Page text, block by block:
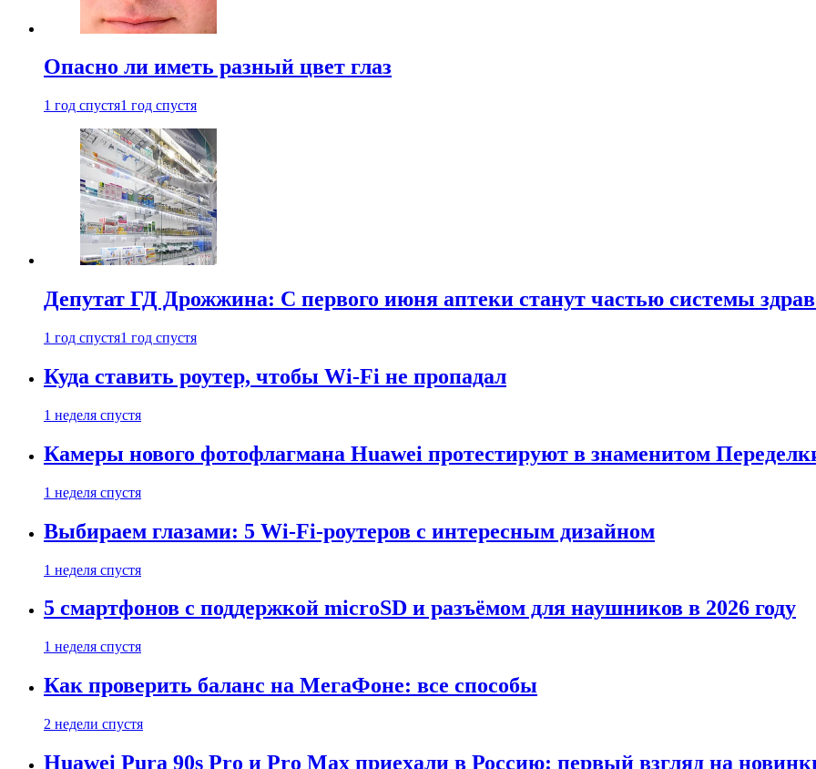
Опасно ли иметь разный цвет глаз
1 год спустя1 год спустя
Депутат ГД Дрожжина: С первого июня аптеки станут частью системы
1 год спустя1 год спустя
Куда ставить роутер, чтобы Wi-Fi не пропадал
1 неделя спустя
Камеры нового фотофлагмана Huawei протестируют в знаменитом
1 неделя спустя
Выбираем глазами: 5 Wi-Fi-роутеров с интересным дизайном
1 неделя спустя
5 смартфонов с поддержкой microSD и разъёмом для наушников в 2026 году
1 неделя спустя
Как проверить баланс на МегаФоне: все способы
2 недели спустя
Huawei Pura 90s Pro и Pro Max приехали в Россию: первый взгляд на